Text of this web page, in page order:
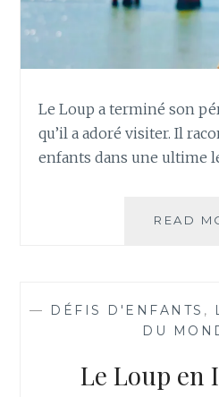
Le Loup a terminé son
qu’il a adoré visiter. Il
enfants dans une ultime
READ
— DÉFIS D'ENFANTS ,
DU
Le Loup en